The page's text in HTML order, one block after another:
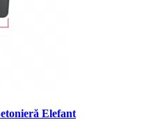
Elefant